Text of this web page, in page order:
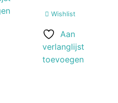
Wishlist
Aan
verlanglijst
toevoegen